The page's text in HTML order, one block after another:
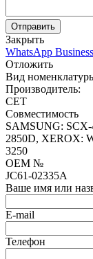
Отправить
Закрыть
WhatsApp Business
Отложить
Вид
Производитель:
CET
Совместимость
SAMSUNG:
2850D, XEROX:
3250
OEM №
JC61-02335A
Ваше имя или
E-mail
Телефон